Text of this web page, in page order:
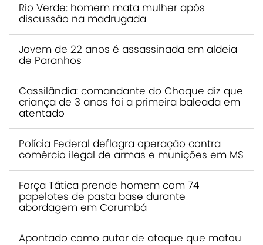
Rio Verde: homem mata mulher após
discussão na madrugada
Jovem de 22 anos é assassinada em aldeia
de Paranhos
Cassilândia: comandante do Choque diz que
criança de 3 anos foi a primeira baleada em
atentado
Polícia Federal deflagra operação contra
comércio ilegal de armas e munições em MS
Força Tática prende homem com 74
papelotes de pasta base durante
abordagem em Corumbá
Apontado como autor de ataque que matou